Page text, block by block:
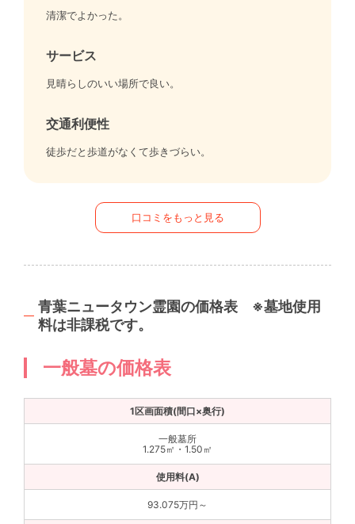
清潔でよかった。
サービス
見晴らしのいい場所で良い。
交通利便性
徒歩だと歩道がなくて歩きづらい。
口コミをもっと見る
青葉ニュータウン霊園の価格表 ※墓地使用
料は非課税です。
一般墓の価格表
一般墓所
1.275㎡・1.50㎡
93.075万円～